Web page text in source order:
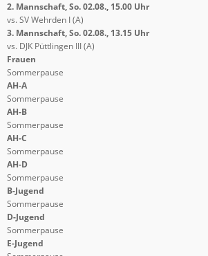
2. Mannschaft, So. 02.08., 15.00 Uhr
vs. SV Wehrden I (A)
3. Mannschaft, So. 02.08., 13.15 Uhr
vs. DJK Püttlingen III (A)
Frauen
Sommerpause
AH-A
Sommerpause
AH-B
Sommerpause
AH-C
Sommerpause
AH-D
Sommerpause
B-Jugend
Sommerpause
D-Jugend
Sommerpause
E-Jugend